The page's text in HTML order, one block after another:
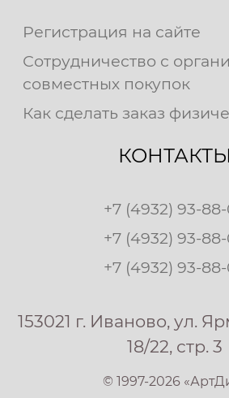
Регистрация на сайте
Сотрудничество с
совместных покупок
Как сделать заказ
КОНТАКТЫ
+7 (4932) 93-
+7 (4932) 93-
+7 (4932) 93-
153021 г. Иваново, ул.
18/22, стр. 3
© 1997-2026